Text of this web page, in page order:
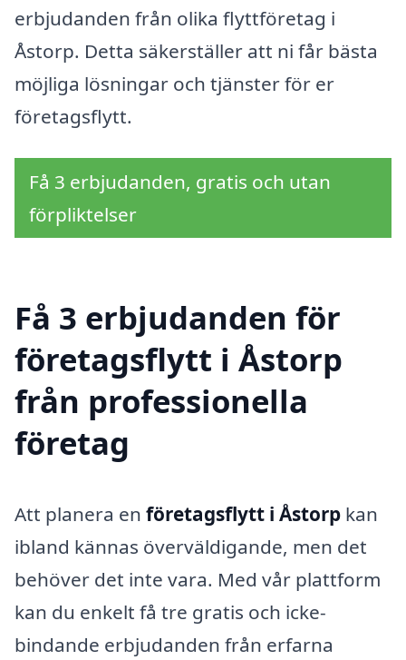
erbjudanden från olika flyttföretag i
Åstorp. Detta säkerställer att ni får bästa
möjliga lösningar och tjänster för er
företagsflytt.
Få 3 erbjudanden, gratis och utan
förpliktelser
Få 3 erbjudanden för
företagsflytt i Åstorp
från professionella
företag
Att planera en företagsflytt i Åstorp kan
ibland kännas överväldigande, men det
behöver det inte vara. Med vår plattform
kan du enkelt få tre gratis och icke-
bindande erbjudanden från erfarna